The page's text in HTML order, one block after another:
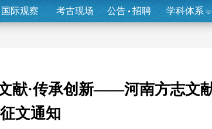
国际观察 考古现场 公告 招聘 学科体系
献·传承创新——河南方志文
文通知